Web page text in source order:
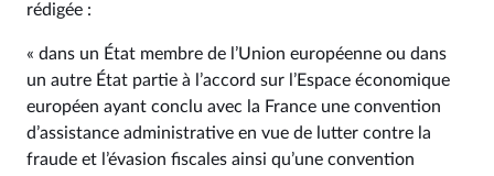
rédigée :
« dans un État membre de l’Union européenne ou dans
un autre État partie à l’accord sur l’Espace économique
européen ayant conclu avec la France une convention
d’assistance administrative en vue de lutter contre la
fraude et l’évasion fiscales ainsi qu’une convention